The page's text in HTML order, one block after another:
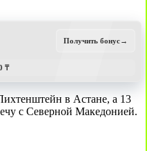
₸
Получить бонус→
в Астане, а 13
с Северной Македонией.